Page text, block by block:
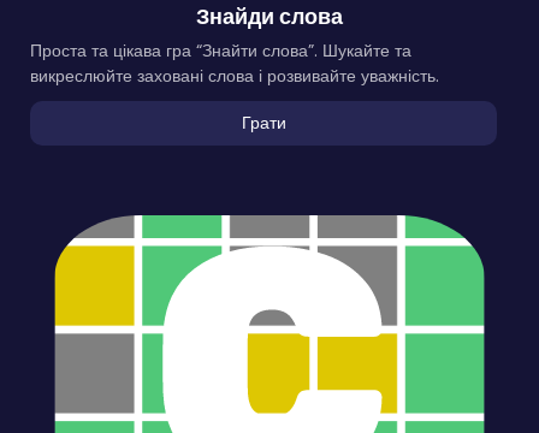
Знайди слова
Проста та цікава гра “Знайти слова”. Шукайте та
викреслюйте заховані слова і розвивайте уважність.
Грати